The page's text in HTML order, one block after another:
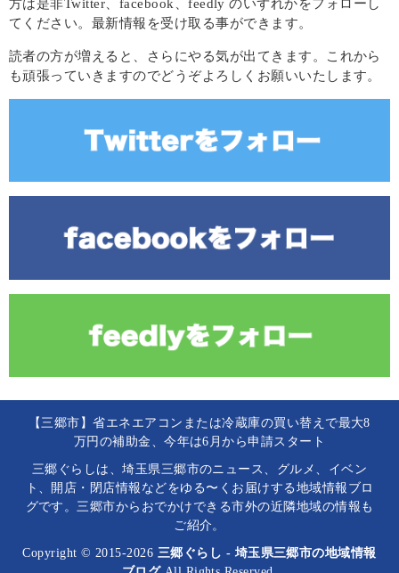
方は是非Twitter、facebook、feedly のいずれかをフォローし
てください。最新情報を受け取る事ができます。
読者の方が増えると、さらにやる気が出てきます。これから
も頑張っていきますのでどうぞよろしくお願いいたします。
【三郷市】省エネエアコンまたは冷蔵庫の買い替えで最大8
万円の補助金、今年は6月から申請スタート
三郷ぐらしは、埼玉県三郷市のニュース、グルメ、イベン
ト、開店・閉店情報などをゆる〜くお届けする地域情報ブロ
グです。三郷市からおでかけできる市外の近隣地域の情報も
ご紹介。
Copyright © 2015-2026 三郷ぐらし - 埼玉県三郷市の地域情報